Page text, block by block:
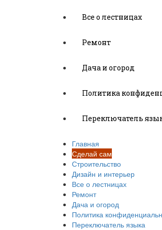
Все о лестницах
Ремонт
Дача и огород
Политика
Переключатель
Главная
Сделай сам
Строительство
Дизайн и интерьер
Все о лестницах
Ремонт
Дача и огород
Политика
Переключатель языка